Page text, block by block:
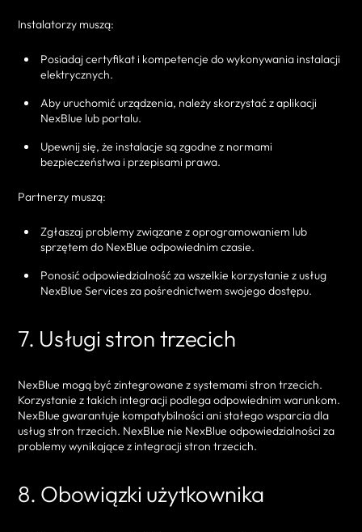
Instalatorzy muszą:
Posiadaj certyfikat i kompetencje do wykonywania instalacji
elektrycznych.
Aby uruchomić urządzenia, należy skorzystać z aplikacji
NexBlue lub portalu.
Upewnij się, że instalacje są zgodne z normami
bezpieczeństwa i przepisami prawa.
Partnerzy muszą:
Zgłaszaj problemy związane z oprogramowaniem lub
sprzętem do NexBlue odpowiednim czasie.
Ponosić odpowiedzialność za wszelkie korzystanie z usług
NexBlue Services za pośrednictwem swojego dostępu.
7. Usługi stron trzecich
NexBlue mogą być zintegrowane z systemami stron trzecich.
Korzystanie z takich integracji podlega odpowiednim warunkom.
NexBlue gwarantuje kompatybilności ani stałego wsparcia dla
usług stron trzecich. NexBlue nie NexBlue odpowiedzialności za
problemy wynikające z integracji stron trzecich.
8. Obowiązki użytkownika